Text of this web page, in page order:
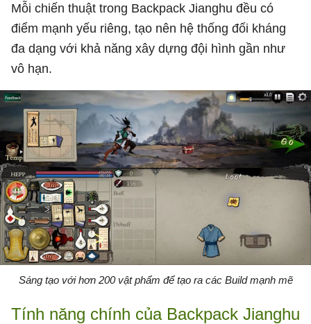
Mỗi chiến thuật trong Backpack Jianghu đều có
điểm mạnh yếu riêng, tạo nên hệ thống đối kháng
đa dạng với khả năng xây dựng đội hình gần như
vô hạn.
Sáng tạo với hơn 200 vật phẩm để tạo ra các Build mạnh mẽ
Tính năng chính của Backpack Jianghu